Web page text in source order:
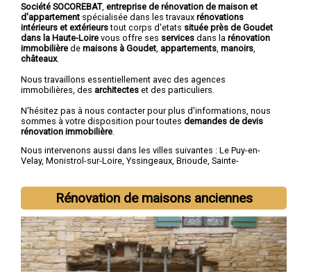
Société SOCOREBAT, entreprise de rénovation de maison et
d'appartement spécialisée dans les travaux rénovations
intérieurs et extérieurstout corps d'etats située près de Goudet
dans la Haute-Loire vous offre ses services dans la rénovation
immobilière de maisons à Goudet appartements manoirs
châteaux.
Nous travaillons essentiellement avec des agences
immobilières, des architectes et des particuliers.
N'hésitez pas à nous contacter pour plus d'informations, nous
sommes à votre disposition pour toutes demandes de devis
rénovation immobilière
Nous intervenons aussi dans les villes suivantes : Le Puy-en-
Velay, Monistrol-sur-Loire, Yssingeaux, Brioude, Sainte-
Rénovation de maisons anciennes